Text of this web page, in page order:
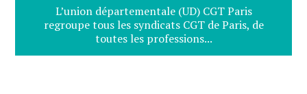
L’union départementale (UD) CGT Paris
regroupe tous les syndicats CGT de Paris, de
toutes les professions...